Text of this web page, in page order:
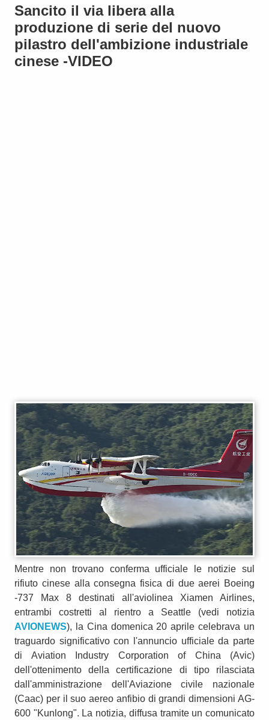
Sancito il via libera alla
produzione di serie del nuovo
pilastro dell'ambizione industriale
cinese -VIDEO
Mentre non trovano conferma ufficiale le notizie sul
rifiuto cinese alla consegna fisica di due aerei Boeing
-737 Max 8 destinati all'aviolinea Xiamen Airlines,
entrambi costretti al rientro a Seattle (vedi notizia
AVIONEWS), la Cina domenica 20 aprile celebrava un
traguardo significativo con l'annuncio ufficiale da parte
di Aviation Industry Corporation of China (Avic)
dell'ottenimento della certificazione di tipo rilasciata
dall'amministrazione dell'Aviazione civile nazionale
(Caac) per il suo aereo anfibio di grandi dimensioni AG-
600 "Kunlong". La notizia, diffusa tramite un comunicato